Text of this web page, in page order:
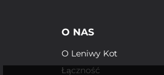
O NAS
O Leniwy Kot
Łączność